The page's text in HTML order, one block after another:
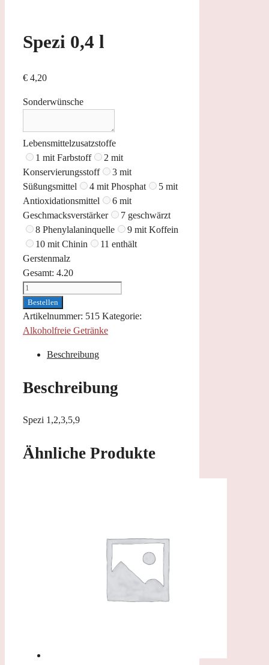
Spezi 0,4 l
€ 4,20
Sonderwünsche
Lebensmittelzusatzstoffe
1 mit Farbstoff
2 mit
Konservierungsstoff
3 mit
Süßungsmittel
4 mit Phosphat
5 mit
Antioxidationsmittel
6 mit
Geschmacksverstärker
7 geschwärzt
8 Phenylalaninquelle
9 mit Koffein
10 mit Chinin
11 enthält
Gerstenmalz
Gesamt: 4.20
Spezi
0,4
l
Menge
Bestellen
Artikelnummer: 515 Kategorie:
Alkoholfreie Getränke
Beschreibung
Beschreibung
Spezi 1,2,3,5,9
Ähnliche Produkte